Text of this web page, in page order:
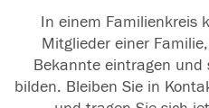
In einem Familienkreis
Mitglieder einer
Bekannte eintragen und
bilden. Bleiben Sie in